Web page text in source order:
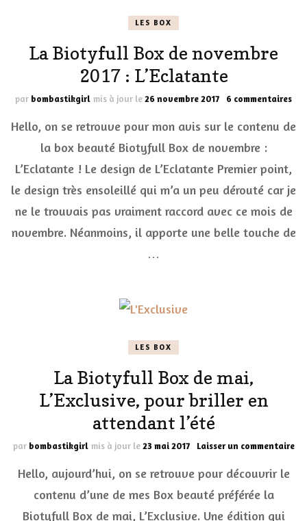
LES BOX
La Biotyfull Box de novembre
2017 : L’Eclatante
par bombastikgirl mis à jour le26 novembre 2017 6 commentairessur
:
Hello, on se retrouve pour mon avis sur le contenu de
la box beauté Biotyfull Box de novembre :
L’Eclatante ! Le design de L’Eclatante Premier point,
le design très ensoleillé qui m’a un peu dérouté car je
ne le trouvais pas vraiment raccord avec ce mois de
novembre. Néanmoins, il apporte une belle touche de
…
LES BOX
La Biotyfull Box de mai,
L’Exclusive, pour briller en
attendant l’été
par bombastikgirl mis à jour le23 mai 2017 Laisser un commentairesur
Hello, aujourd’hui, on se retrouve pour découvrir le
contenu d’une de mes Box beauté préférée la
Biotyfull Box de mai, L’Exclusive. Une édition qui